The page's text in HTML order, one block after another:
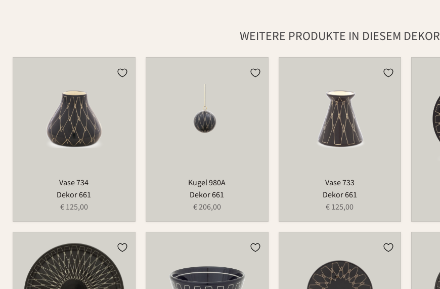
WEITERE PRODUKTE IN DIESEM DEKOR
Vase 734
Dekor 661
€ 125,00
Kugel 980A
Dekor 661
€ 206,00
Vase 733
Dekor 661
€ 125,00